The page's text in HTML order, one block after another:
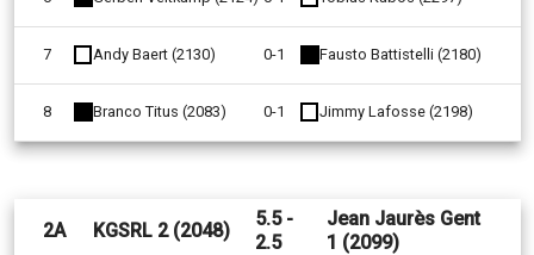
7 Andy Baert (2130) 0-1 Fausto Battistelli (2180)
8 Branco Titus (2083) 0-1 Jimmy Lafosse (2198)
2A KGSRL 2 (2048)
5.5 -
2.5
Jean Jaurès Gent
1 (2099)